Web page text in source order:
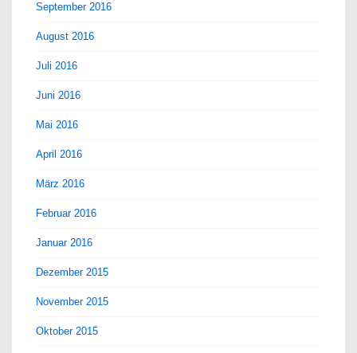
September 2016
August 2016
Juli 2016
Juni 2016
Mai 2016
April 2016
März 2016
Februar 2016
Januar 2016
Dezember 2015
November 2015
Oktober 2015